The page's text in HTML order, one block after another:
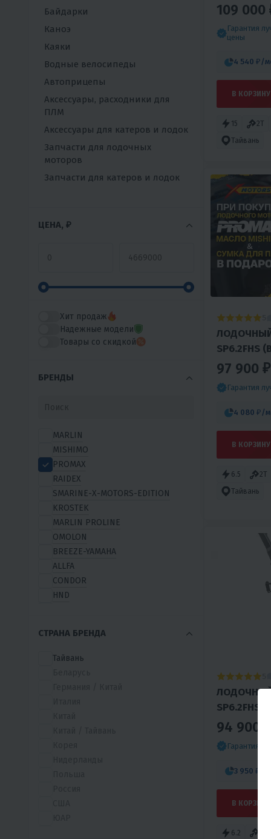
Байдарки
Каноэ
Каяки
Водные велосипеды
Автоприцепы
Аксессуары, расходники для
ПЛМ
Аксессуары для катеров и лодок
Запчасти для лодочных
моторов
Запчасти для катеров и лодок
ЦЕНА, ₽
Хит продаж
Надежные модели
Товары со скидкой
БРЕНДЫ
MARLIN
MISHIMO
PROMAX
RAIDEX
SMARINE-X-MOTORS-EDITION
KROSTEK
MARLIN PROLINE
OMOLON
BREEZE-YAMAHA
ALLFA
CONDOR
HND
JP AUSTRALIA
HISUN
СТРАНА БРЕНДА
Тайвань
109 000
Гарантия
цены
4 540 ₽ /
В КОРЗИНУ
15 2T
Тайвань
ЛОДОЧНЫЙ
SP6.2FHS
97 900 ₽
Гарантия
4 080 ₽ /
В КОРЗИНУ
6.5 2T
Тайвань
ЛОДОЧНЫЙ
SP6.2FHS
94 900 ₽
Гарантия
3 950 ₽
В КОРЗИНУ
6.2